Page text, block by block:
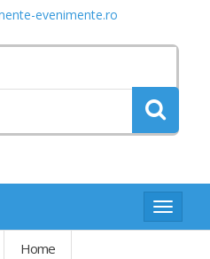
evenimente.ro
Toggle
Home